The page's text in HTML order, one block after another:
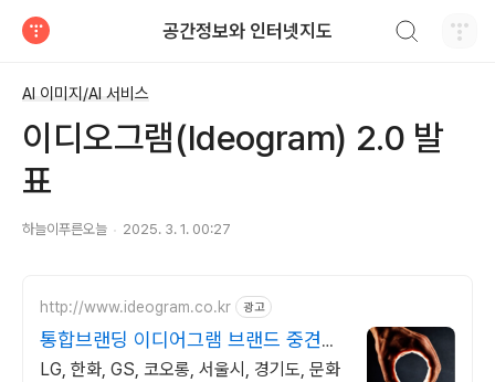
공간정보와 인터넷지도
AI 이미지/AI 서비스
이디오그램(Ideogram) 2.0 발
표
하늘이푸른오늘 2025. 3. 1. 00:27
http://www.ideogram.co.kr 광고
통합브랜딩 이디어그램 브랜드 중견기
업 및 공공기관
LG, 한화, GS, 코오롱, 서울시, 경기도, 문화